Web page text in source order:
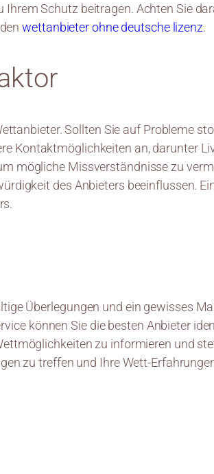
Schutz beitragen. Achten Sie
wettanbieter ohne deutsche lizenz.
Sollten Sie auf Probleme
Kontaktmöglichkeiten an, darunter
mögliche Missverständnisse zu
des Anbieters beeinflussen.
Überlegungen und ein gewisses
können Sie die besten Anbieter
zu informieren und
zu treffen und Ihre Wett-